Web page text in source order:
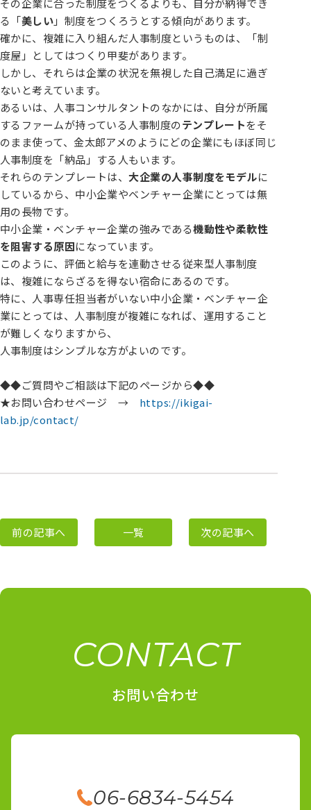
その企業に合った制度をつくるよりも、自分が納得でき
る「美しい」制度をつくろうとする傾向があります。
確かに、複雑に入り組んだ人事制度というものは、「制
度屋」としてはつくり甲斐があります。
しかし、それらは企業の状況を無視した自己満足に過ぎ
ないと考えています。
あるいは、人事コンサルタントのなかには、自分が所属
するファームが持っている人事制度のテンプレートをそ
のまま使って、金太郎アメのようにどの企業にもほぼ同じ
人事制度を「納品」する人もいます。
それらのテンプレートは、大企業の人事制度をモデルに
しているから、中小企業やベンチャー企業にとっては無
用の長物です。
中小企業・ベンチャー企業の強みである機動性や柔軟性
を阻害する原因になっています。
このように、評価と給与を連動させる従来型人事制度
は、複雑にならざるを得ない宿命にあるのです。
特に、人事専任担当者がいない中小企業・ベンチャー企
業にとっては、人事制度が複雑になれば、運用すること
が難しくなりますから、
人事制度はシンプルな方がよいのです。
◆◆ご質問やご相談は下記のページから◆◆
★お問い合わせページ → https://ikigai-
lab.jp/contact/
前の記事へ 一覧 次の記事へ
CONTACT
お問い合わせ
06-6834-5454